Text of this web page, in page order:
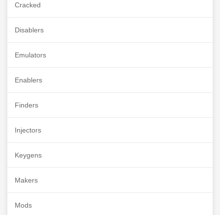
Cracked
Disablers
Emulators
Enablers
Finders
Injectors
Keygens
Makers
Mods